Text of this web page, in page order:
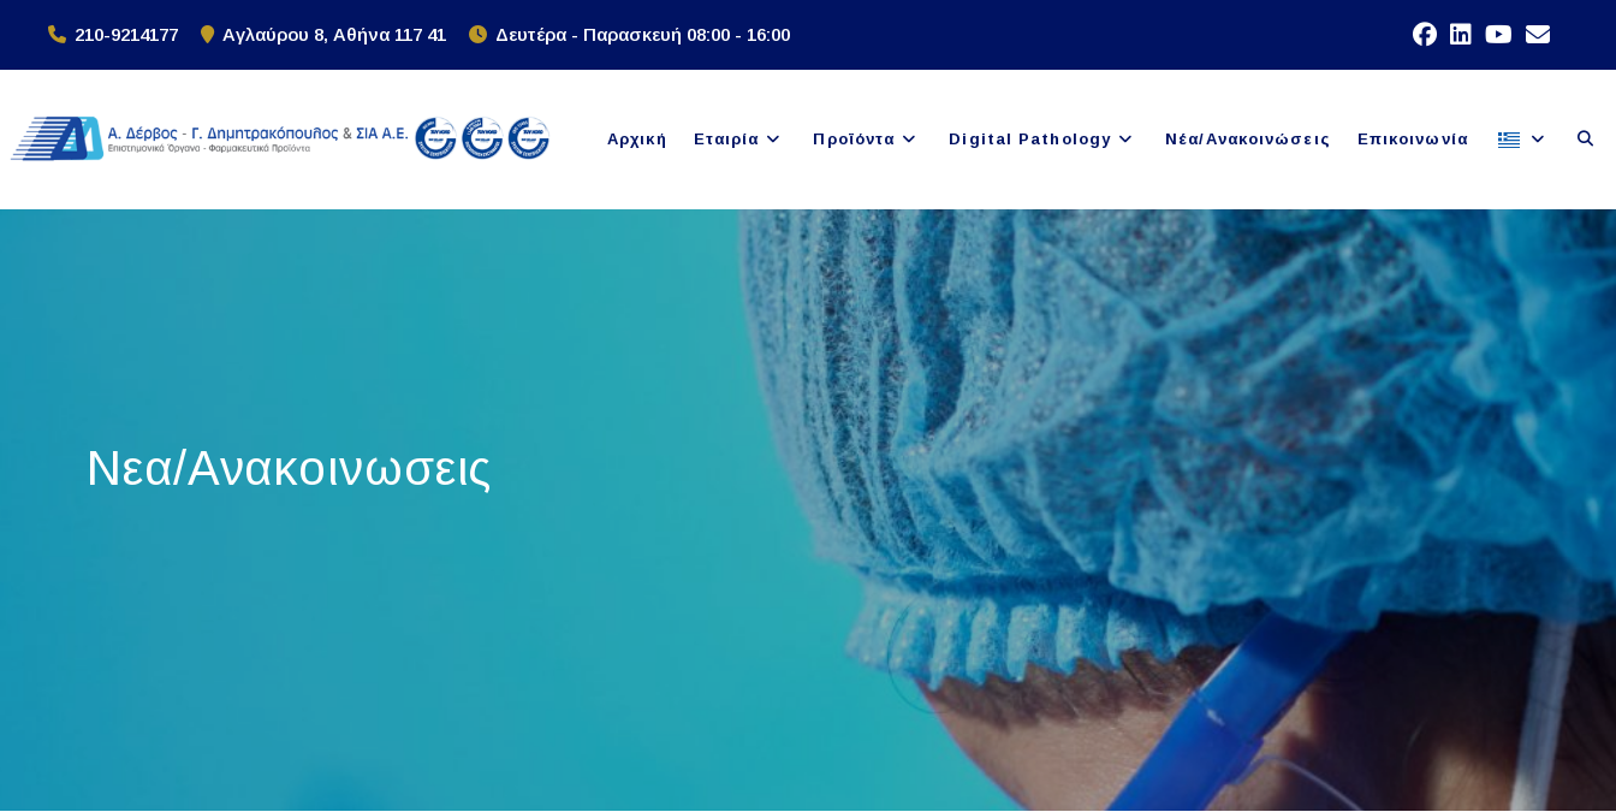
content
210-9214177 Αγλαύρου 8, Αθήνα 117 41 Δευτέρα - Παρασκευή 08:00 - 16:00
Αρχική Εταιρία Προϊόντα Digital Pathology Νέα/Ανακοινώσεις Επικοινωνία
Νεα/Ανακοινωσεις